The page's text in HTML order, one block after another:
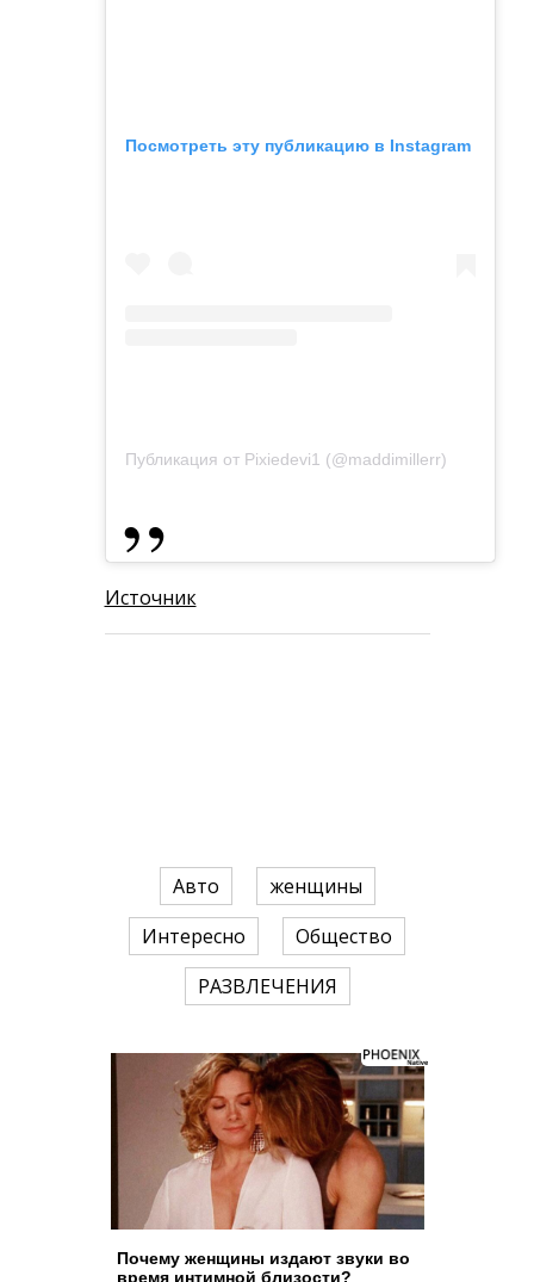
Посмотреть эту публикацию в Instagram
Публикация от Pixiedevi1 (@maddimillerr)
Источник
Авто
женщины
Интересно
Общество
РАЗВЛЕЧЕНИЯ
Почему женщины издают звуки во
время интимной близости?